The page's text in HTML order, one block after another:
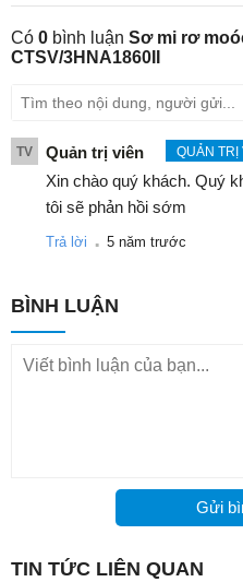
Có 0 bình luận Sơ mi rơ
CTSV/3HNA1860II
TV Quản trị viên QUẢN TRỊ
Xin chào quý khách. Quý
tôi sẽ phản hồi sớm
Trả lời . 5 năm trước
BÌNH LUẬN
Gửi
TIN TỨC LIÊN QUAN